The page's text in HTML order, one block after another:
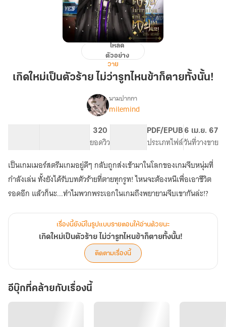
เป็น
ก็
ตาย
ทั้ง
โหลด
ตัวอย่าง
วาย
เกิดใหม่เป็นตัวร้าย ไม่ว่ารูทไหนข้าก็ตายทั้งนั้น!
เรื่อง
ร้าย
ไม่
ว่า
รูท
ไหน
ก็
ตาย
ทั้ง
นั้น!
นามปากกา
milemind
320
ยอดวิว
PDF/EPUB
ประเภทไฟล์
6 เม.ย. 67
วันที่วางขาย
เป็นเกมเมอร์สตรีมเกมอยู่ดีๆ กลับถูกส่งเข้ามาในโลกของเกมจีบหนุ่มที่
กำลังเล่น ทั้งยังได้รับบทตัวร้ายที่ตายทุกรูท! ไหนจะต้องหนีเพื่อเอาชีวิต
รอดอีก แล้วก็นะ...ทำไมพวกพระเอกในเกมถึงพยายามจีบเขากันล่ะ!?
เรื่องนี้ยังมีในรูปแบบรายตอนให้อ่านด้วยนะ
เกิดใหม่เป็นตัวร้าย ไม่ว่ารูทไหนข้าก็ตายทั้งนั้น!
ติดตามเรื่องนี้
อีบุ๊กที่คล้ายกับเรื่องนี้